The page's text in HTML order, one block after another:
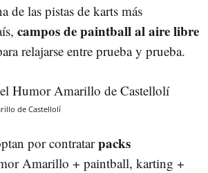
de las pistas de karts más
campos de paintball al aire libre
relajarse entre prueba y prueba.
de Castellolí
por contratarpacks
Amarillo + paintball, karting +